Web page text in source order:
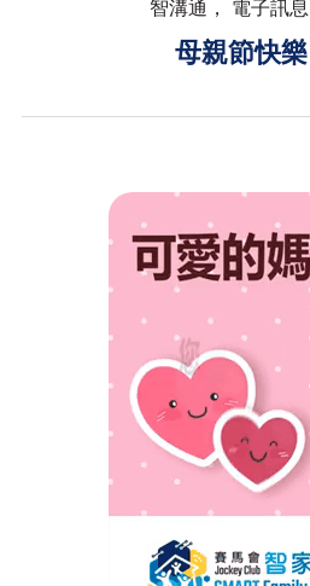
智溝通， 電子訊
母親節快